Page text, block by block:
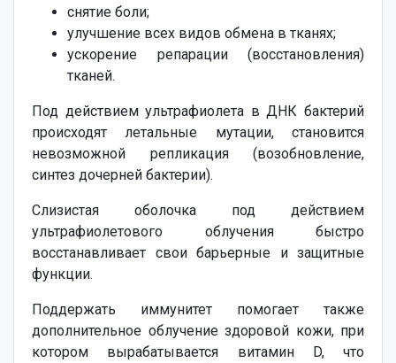
снятие боли;
улучшение всех видов обмена в тканях;
ускорение репарации (восстановления)
тканей.
Под действием ультрафиолета в ДНК бактерий
происходят летальные мутации, становится
невозможной репликация (возобновление,
синтез дочерней бактерии).
Слизистая оболочка под действием
ультрафиолетового облучения быстро
восстанавливает свои барьерные и защитные
функции.
Поддержать иммунитет помогает также
дополнительное облучение здоровой кожи, при
котором вырабатывается витамин D, что